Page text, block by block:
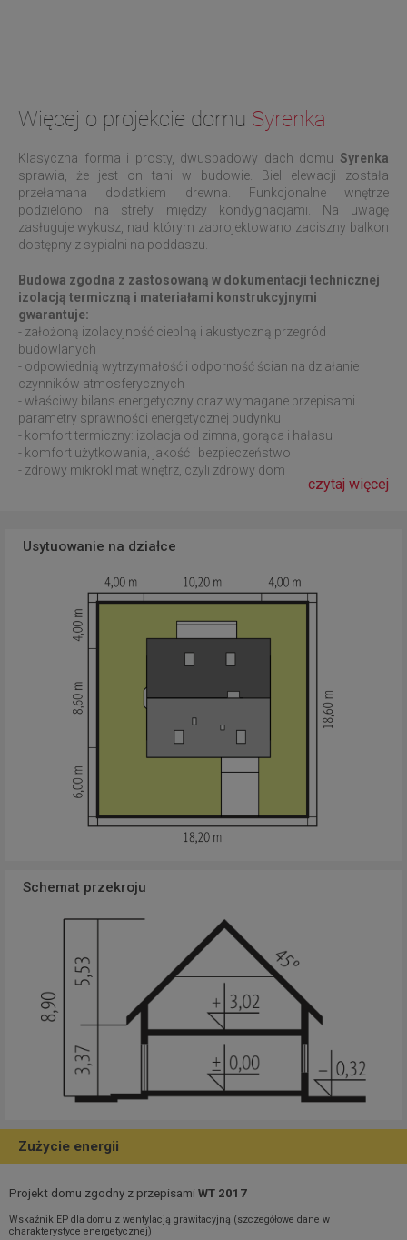
Więcej o projekcie domu Syrenka
Klasyczna forma i prosty, dwuspadowy dach domu Syrenka
sprawia, że jest on tani w budowie. Biel elewacji została
przełamana dodatkiem drewna. Funkcjonalne wnętrze
podzielono na strefy między kondygnacjami. Na uwagę
zasługuje wykusz, nad którym zaprojektowano zaciszny balkon
dostępny z sypialni na poddaszu.
Budowa zgodna z zastosowaną w dokumentacji technicznej
izolacją termiczną i materiałami konstrukcyjnymi
gwarantuje:
- założoną izolacyjność cieplną i akustyczną przegród
budowlanych
- odpowiednią wytrzymałość i odporność ścian na działanie
czynników atmosferycznych
- właściwy bilans energetyczny oraz wymagane przepisami
parametry sprawności energetycznej budynku
- komfort termiczny: izolacja od zimna, gorąca i hałasu
- komfort użytkowania, jakość i bezpieczeństwo
- zdrowy mikroklimat wnętrz, czyli zdrowy dom
czytaj więcej
Usytuowanie na działce
Schemat przekroju
Zużycie energii
Projekt domu zgodny z przepisami WT 2017
Wskaźnik EP dla domu z wentylacją grawitacyjną (szczegółowe dane w
charakterystyce energetycznej)